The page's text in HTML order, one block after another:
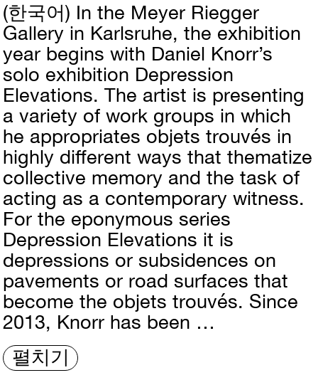
(한국어) In the Meyer Riegger
Gallery in Karlsruhe, the exhibition
year begins with Daniel Knorr’s
solo exhibition Depression
Elevations. The artist is presenting
a variety of work groups in which
he appropriates objets trouvés in
highly different ways that thematize
collective memory and the task of
acting as a contemporary witness.
For the eponymous series
Depression Elevations it is
depressions or subsidences on
pavements or road surfaces that
become the objets trouvés. Since
2013, Knorr has been …
펼치기